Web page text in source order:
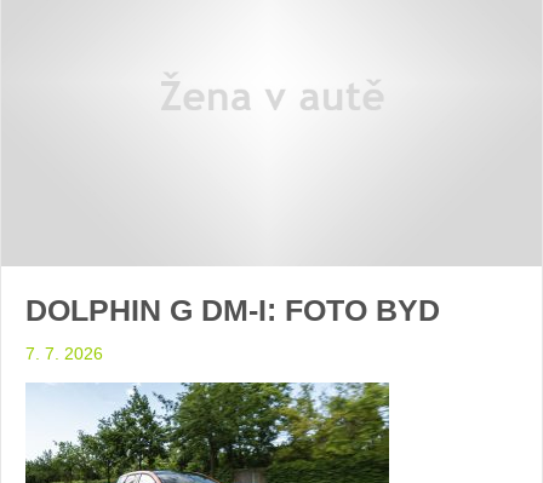
DOLPHIN G DM-I: FOTO BYD
7. 7. 2026